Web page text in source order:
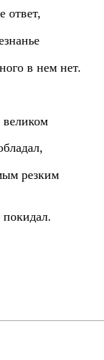
ответ,
в нем нет.
резким